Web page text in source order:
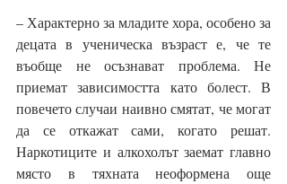
– Характерно за младите хора, особено за
децата в ученическа възраст е, че те
въобще не осъзнават проблема. Не
приемат зависимостта като болест. В
повечето случаи наивно смятат, че могат
да се откажат сами, когато решат.
Наркотиците и алкохолът заемат главно
място в тяхната неоформена още